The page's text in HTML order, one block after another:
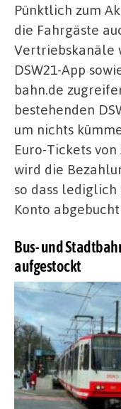
Pünktlich zum
die Fahrgäste
Vertriebskanäle
DSW21-App
bahn.de
bestehenden
um nichts
Euro-Tickets
wird die
so dass
Konto
Bus- und
aufgestockt